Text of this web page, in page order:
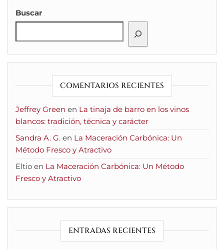
Buscar
COMENTARIOS RECIENTES
Jeffrey Green en La tinaja de barro en los vinos
blancos: tradición, técnica y carácter
Sandra A. G. en La Maceración Carbónica: Un
Método Fresco y Atractivo
Eltio en La Maceración Carbónica: Un Método
Fresco y Atractivo
ENTRADAS RECIENTES